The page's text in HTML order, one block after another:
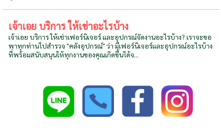
เจ้าเอย บริการ ให้เช่าอะไรบ้าง
เจ้าเอย บริการ ให้เช่าเฟอร์นิเจอร์ และอุปกรณ์จัดงานอะไรบ้าง? เราจะขอ
พาทุกท่านไปสำรวจ "คลังอุปกรณ์" ว่า มีเฟอร์นิเจอร์และอุปกรณ์อะไรบ้าง
ที่พร้อมสนับสนุนให้ทุกงานของคุณเกิดขึ้นได้จ...